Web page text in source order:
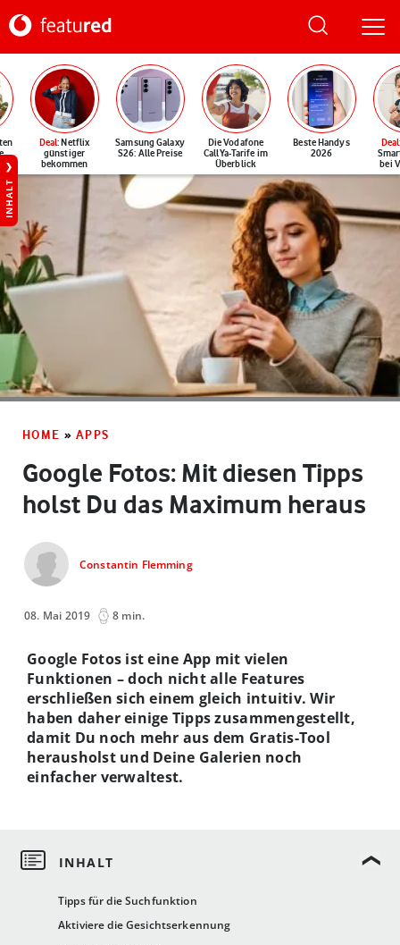
Deal: Netflix
günstiger
bekommen
Samsung Galaxy
S26: Alle Preise
Die Vodafone
CallYa-Tarife im
Überblick
Beste Handys
2026
Deal
bei
INHALT
HOME » APPS
Google Fotos: Mit diesen Tipps
holst Du das Maximum heraus
Constantin Flemming
08. Mai 2019 8 min.
Tipps für die Suchfunktion
Aktiviere die Gesichtserkennung
Google Fotos ist eine App mit vielen
Funktionen – doch nicht alle Features
erschließen sich einem gleich intuitiv. Wir
haben daher einige Tipps zusammengestellt,
damit Du noch mehr aus dem Gratis-Tool
herausholst und Deine Galerien noch
einfacher verwaltest.